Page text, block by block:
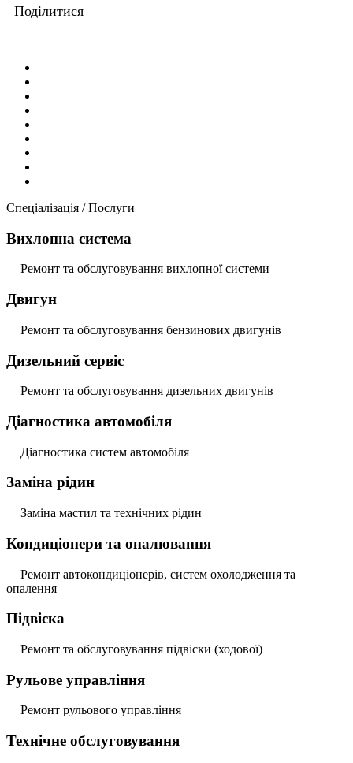
Поділитися
Спеціалізація / Послуги
Вихлопна система
Ремонт та обслуговування вихлопної системи
Двигун
Ремонт та обслуговування бензинових двигунів
Дизельний сервіс
Ремонт та обслуговування дизельних двигунів
Діагностика автомобіля
Діагностика систем автомобіля
Заміна рідин
Заміна мастил та технічних рідин
Кондиціонери та опалювання
Ремонт автокондиціонерів, систем охолодження та
опалення
Підвіска
Ремонт та обслуговування підвіски (ходової)
Рульове управління
Ремонт рульового управління
Технічне обслуговування